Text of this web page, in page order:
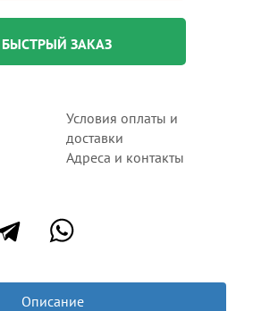
БЫСТРЫЙ ЗАКАЗ
Условия оплаты и
доставки
Адреса и контакты
Описание